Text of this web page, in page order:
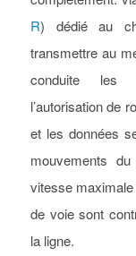
R) dédié au
transmettre au
conduite les
l’autorisation de
et les données
mouvements
vitesse
de voie sont
la ligne.